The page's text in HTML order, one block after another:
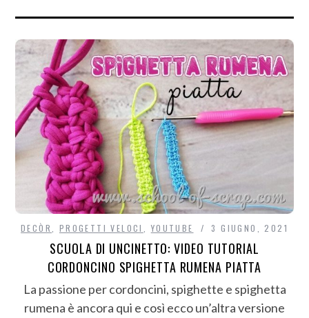
DECÒR PROGETTI VELOCI YOUTUBE 3 GIUGNO, 2021
SCUOLA DI UNCINETTO: VIDEO TUTORIAL
CORDONCINO SPIGHETTA RUMENA PIATTA
La passione per cordoncini, spighette e spighetta
rumena è ancora qui e così ecco un’altra versione